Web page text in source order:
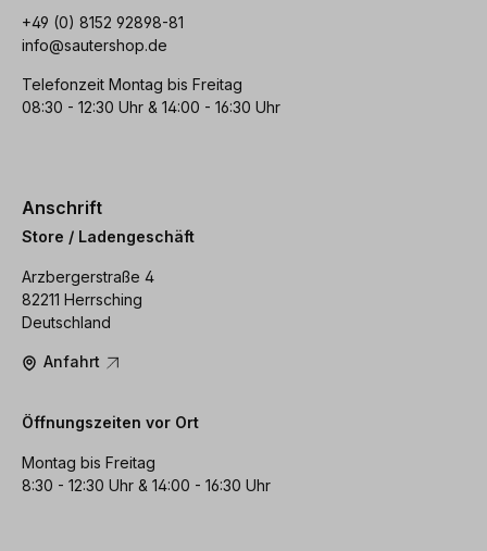
+49 (0) 8152 92898-81
info@sautershop.de
Telefonzeit Montag bis Freitag
08:30 - 12:30 Uhr & 14:00 - 16:30 Uhr
Anschrift
Store / Ladengeschäft
Arzbergerstraße 4
82211 Herrsching
Deutschland
Anfahrt
Öffnungszeiten vor Ort
Montag bis Freitag
8:30 - 12:30 Uhr & 14:00 - 16:30 Uhr